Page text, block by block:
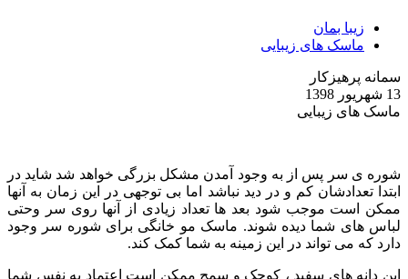
زیبا بمان
ماسک های زیبایی
سمانه پرهیزکار
13 شهریور 1398
ماسک های زیبایی
شوره ی سر پس از به وجود آمدن مشکل بزرگی خواهد شد شاید در
ابتدا تعدادشان کم و در دید نباشد اما بی توجهی در این زمان به آنها
ممکن است موجب شود بعد ها تعداد زیادی از آنها روی سر وحتی
لباس های شما دیده شوند. ماسک مو خانگی برای شوره سر وجود
دارد که می تواند در این زمینه به شما کمک کند.
این دانه های سفید ، کوچک و سمج ممکن است اعتماد به نفس شما